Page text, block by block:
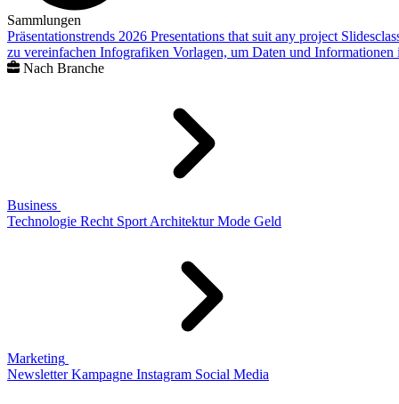
Sammlungen
Präsentationstrends 2026 Presentations that suit any project
zu vereinfachen Infografiken Vorlagen, um Daten und
Nach Branche
Business
Technologie Recht Sport Architektur Mode Geld
Marketing
Newsletter Kampagne Instagram Social Media